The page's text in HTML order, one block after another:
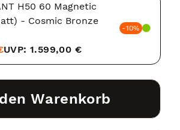
H50 60 Magnetic
- Cosmic Bronze
UVP: 1.599,00 €
-10%
Warenkorb